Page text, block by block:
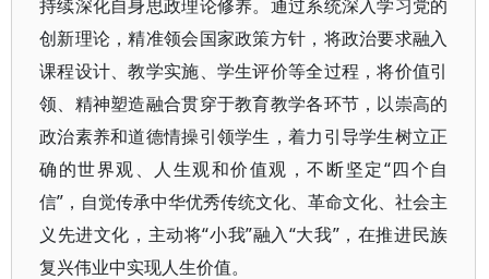
持续深化自身思政理论修养。通过系统深入学习党的
创新理论，精准领会国家政策方针，将政治要求融入
课程设计、教学实施、学生评价等全过程，将价值引
领、精神塑造融合贯穿于教育教学各环节，以崇高的
政治素养和道德情操引领学生，着力引导学生树立正
确的世界观、人生观和价值观，不断坚定“四个自
信”，自觉传承中华优秀传统文化、革命文化、社会主
义先进文化，主动将“小我”融入“大我”，在推进民族
复兴伟业中实现人生价值。